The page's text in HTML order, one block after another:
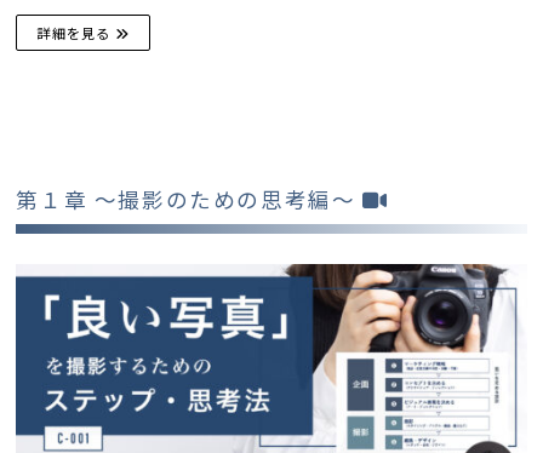
詳細を見る
第１章 〜撮影のための思考編〜